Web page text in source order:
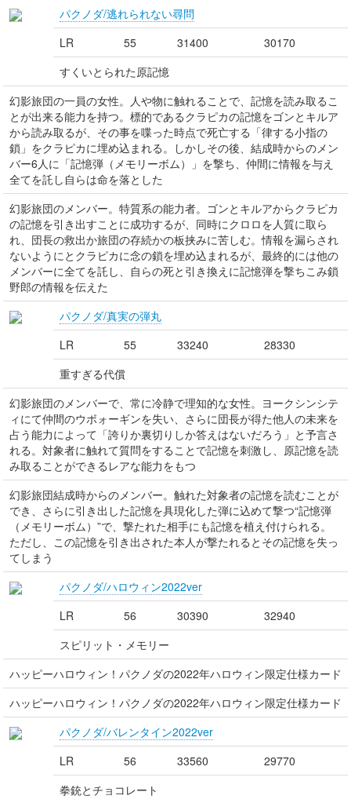
パクノダ/逃れられない尋問
LR
55 31400
30170
すくいとられた原記憶
幻影旅団の一員の女性。人や物に触れることで、記憶を読み取るこ
とが出来る能力を持つ。標的であるクラピカの記憶をゴンとキルア
から読み取るが、その事を喋った時点で死亡する「律する小指の
鎖」をクラピカに埋め込まれる。しかしその後、結成時からのメン
バー6人に「記憶弾（メモリーボム）」を撃ち、仲間に情報を与え
全てを託し自らは命を落とした
幻影旅団のメンバー。特質系の能力者。ゴンとキルアからクラピカ
の記憶を引き出すことに成功するが、同時にクロロを人質に取ら
れ、団長の救出か旅団の存続かの板挟みに苦しむ。情報を漏らされ
ないようにとクラピカに念の鎖を埋め込まれるが、最終的には他の
メンバーに全てを託し、自らの死と引き換えに記憶弾を撃ちこみ鎖
野郎の情報を伝えた
パクノダ/真実の弾丸
LR
55 33240
28330
重すぎる代償
幻影旅団のメンバーで、常に冷静で理知的な女性。ヨークシンシテ
ィにて仲間のウボォーギンを失い、さらに団長が得た他人の未来を
占う能力によって「誇りか裏切りしか答えはないだろう」と予言さ
れる。対象者に触れて質問をすることで記憶を刺激し、原記憶を読
み取ることができるレアな能力をもつ
幻影旅団結成時からのメンバー。触れた対象者の記憶を読むことが
でき、さらに引き出した記憶を具現化した弾に込めて撃つ“記憶弾
（メモリーボム）”で、撃たれた相手にも記憶を植え付けられる。
ただし、この記憶を引き出された本人が撃たれるとその記憶を失っ
てしまう
パクノダ/ハロウィン2022ver
LR
56 30390
32940
スピリット・メモリー
ハッピーハロウィン！パクノダの2022年ハロウィン限定仕様カード
ハッピーハロウィン！パクノダの2022年ハロウィン限定仕様カード
パクノダ/バレンタイン2022ver
LR
56 33560
29770
拳銃とチョコレート